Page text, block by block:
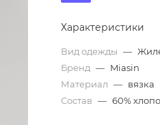
Характеристики
Вид одежды —
Бренд — Miasin
Материал — вязка
Состав — 60%